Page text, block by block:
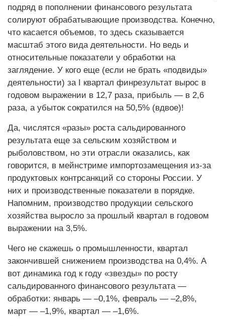
подряд в пополнении финансового результата
солируют обрабатывающие производства. Конечно,
что касается объемов, то здесь сказывается
масштаб этого вида деятельности. Но ведь и
относительные показатели у обработки на
заглядение. У кого еще (если не брать «подвиды»
деятельности) за I квартал финрезультат вырос в
годовом выражении в 12,7 раза, прибыль — в 2,6
раза, а убыток сократился на 50,5% (вдвое)!
Да, числятся «разы» рос­та сальдированного
результата еще за сельским хозяйством и
рыболовством, но эти отрасли оказались, как
говорится, в мейнстриме импортозамещения из-за
продуктовых контр­санкций со стороны России. У
них и производственные показатели в порядке.
Напомним, производство продукции сельского
хозяйства выросло за прошлый квартал в годовом
выражении на 3,5%.
Чего не скажешь о промышленности, квартал
закончившей снижением производства на 0,4%. А
вот динамика год к году «звезды» по росту
сальдированного финансового результата —
обработки: январь — –0,1%, февраль — –2,8%,
март — –1,9%, квартал — –1,6%.